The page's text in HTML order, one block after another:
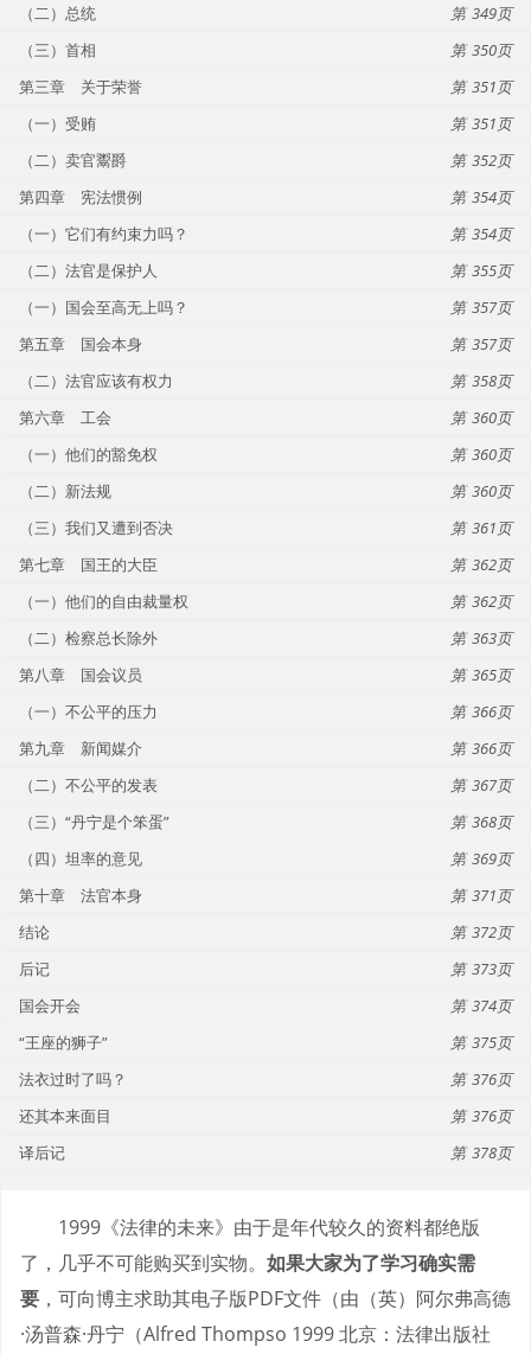
（二）总统
349
（三）首相
350
第三章 关于荣誉
351
（一）受贿
351
（二）卖官鬻爵
352
第四章 宪法惯例
354
（一）它们有约束力吗？
354
（二）法官是保护人
355
（一）国会至高无上吗？
357
第五章 国会本身
357
（二）法官应该有权力
358
第六章 工会
360
（一）他们的豁免权
360
（二）新法规
360
（三）我们又遭到否决
361
第七章 国王的大臣
362
（一）他们的自由裁量权
362
（二）检察总长除外
363
第八章 国会议员
365
（一）不公平的压力
366
第九章 新闻媒介
366
（二）不公平的发表
367
（三）“丹宁是个笨蛋”
368
（四）坦率的意见
369
第十章 法官本身
371
结论
372
后记
373
国会开会
374
“王座的狮子”
375
法衣过时了吗？
376
还其本来面目
376
译后记
378
1999《法律的未来》由于是年代较久的资料都绝版
了，几乎不可能购买到实物。 如果大家为了学习确实需
要 ，可向博主求助其电子版PDF文件（由（英）阿尔弗高德
·汤普森·丹宁（Alfred Thompso 1999 北京：法律出版社